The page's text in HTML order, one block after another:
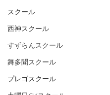
スクール
西神スクール
すずらんスクール
舞多聞スクール
プレゴスクール